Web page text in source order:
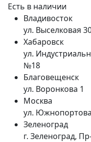
Есть в наличии
Владивосток
ул. Выселковая
Хабаровск
ул.
№18
Благовещенск
ул. Воронкова 1
Москва
ул.
Зеленоград
г. Зеленоград,